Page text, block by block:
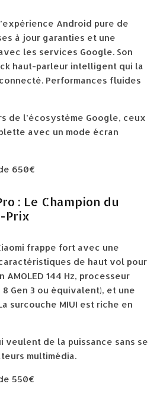
Android pure de
à jour garanties et une
les services Google. Son
haut-parleur intelligent qui la
Performances fluides
de l’écosystème Google, ceux
avec un mode écran
650€
: Le Champion du
Prix
frappe fort avec une
de haut vol pour
AMOLED 144 Hz, processeur
8 Gen 3 ou équivalent), et une
surcouche MIUI est riche en
veulent de la puissance sans se
multimédia.
550€